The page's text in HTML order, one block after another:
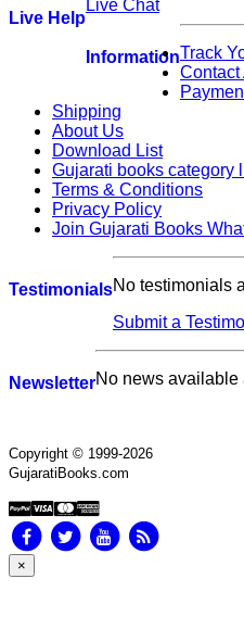
Live Help
Live Chat
InformationTrack
Contact
Shipping
About Us
Download List
Gujarati books category
Terms & Conditions
Privacy Policy
Join Gujarati Books
TestimonialsNo testimonials
Submit a
NewsletterNo news available
Copyright © 1999-2026
GujaratiBooks.com
×